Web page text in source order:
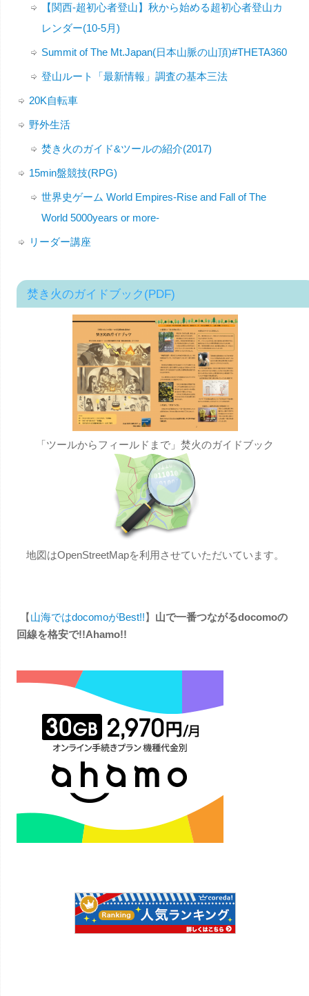
【関西-超初心者登山】秋から始める超初心者登山カ
レンダー(10-5月)
Summit of The Mt.Japan(日本山脈の山頂)#THETA360
登山ルート「最新情報」調査の基本三法
20K自転車
野外生活
焚き火のガイド&ツールの紹介(2017)
15min盤競技(RPG)
世界史ゲーム World Empires-Rise and Fall of The
World 5000years or more-
リーダー講座
焚き火のガイドブック(PDF)
「ツールからフィールドまで」焚火のガイドブック
地図はOpenStreetMapを利用させていただいています。
【山海ではdocomoがBest!!】 山で一番つながるdocomoの
回線を格安で!!Ahamo!!